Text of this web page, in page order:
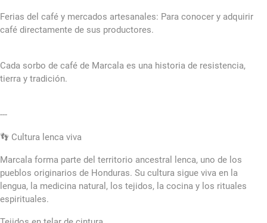
Ferias del café y mercados artesanales: Para conocer y adquirir
café directamente de sus productores.
Cada sorbo de café de Marcala es una historia de resistencia,
tierra y tradición.
---
👣 Cultura lenca viva
Marcala forma parte del territorio ancestral lenca, uno de los
pueblos originarios de Honduras. Su cultura sigue viva en la
lengua, la medicina natural, los tejidos, la cocina y los rituales
espirituales.